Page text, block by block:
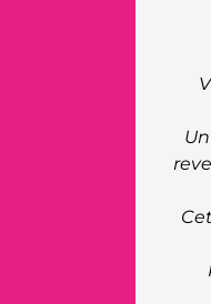
variées
VIS. VOIS.
Un public
revenir une
Cet espace
Rendez-